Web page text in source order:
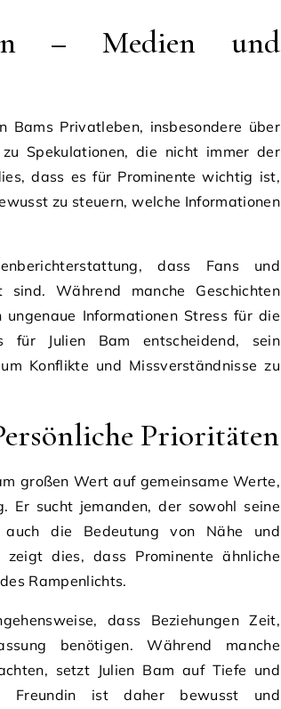
– Medien und
Bams Privatleben, insbesondere über
Spekulationen, die nicht immer der
dass es für Prominente wichtig ist,
zu steuern, welche Informationen
dass Fans und
Während manche Geschichten
Informationen Stress für die
für Julien Bam entscheidend, sein
Konflikte und Missverständnisse zu
Prioritäten
großen Wert auf gemeinsame Werte,
Er sucht jemanden, der sowohl seine
auch die Bedeutung von Nähe und
dies, dass Prominente ähnliche
Rampenlichts.
dass Beziehungen Zeit,
benötigen. Während manche
setzt Julien Bam auf Tiefe und
Freundin ist daher bewusst und